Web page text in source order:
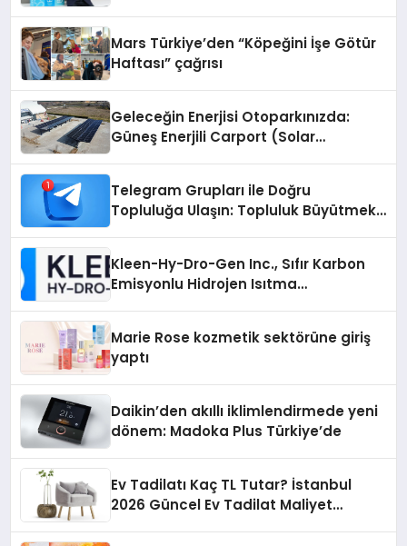
Mars Türkiye’den “Köpeğini İşe Götür
Haftası” çağrısı
Geleceğin Enerjisi Otoparkınızda:
Güneş Enerjili Carport (Solar
Telegram Grupları ile Doğru
Topluluğa Ulaşın: Topluluk Büyütmek
Kleen-Hy-Dro-Gen Inc., Sıfır Karbon
Emisyonlu Hidrojen Isıtma
Marie Rose kozmetik sektörüne giriş
yaptı
Daikin’den akıllı iklimlendirmede yeni
dönem: Madoka Plus Türkiye’de
Ev Tadilatı Kaç TL Tutar? İstanbul
2026 Güncel Ev Tadilat Maliyet